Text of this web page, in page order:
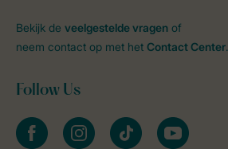
Bekijk de veelgestelde vragen of
neem contact op met het Contact Center.
Follow Us
facebookinstagramtiktok youtube